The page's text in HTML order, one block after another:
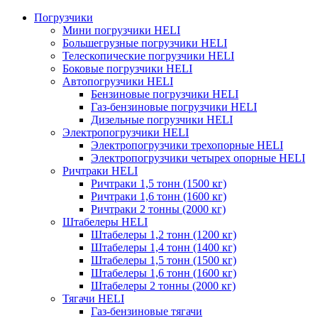
Погрузчики
Мини погрузчики HELI
Большегрузные погрузчики HELI
Телескопические погрузчики HELI
Боковые погрузчики HELI
Автопогрузчики HELI
Бензиновые погрузчики HELI
Газ-бензиновые погрузчики HELI
Дизельные погрузчики HELI
Электропогрузчики HELI
Электропогрузчики трехопорные HELI
Электропогрузчики четырех опорные HELI
Ричтраки HELI
Ричтраки 1,5 тонн (1500 кг)
Ричтраки 1,6 тонн (1600 кг)
Ричтраки 2 тонны (2000 кг)
Штабелеры HELI
Штабелеры 1,2 тонн (1200 кг)
Штабелеры 1,4 тонн (1400 кг)
Штабелеры 1,5 тонн (1500 кг)
Штабелеры 1,6 тонн (1600 кг)
Штабелеры 2 тонны (2000 кг)
Тягачи HELI
Газ-бензиновые тягачи